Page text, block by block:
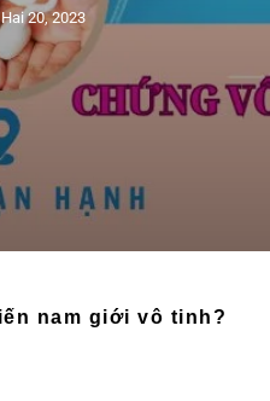
20, 2023
nam giới vô tinh?